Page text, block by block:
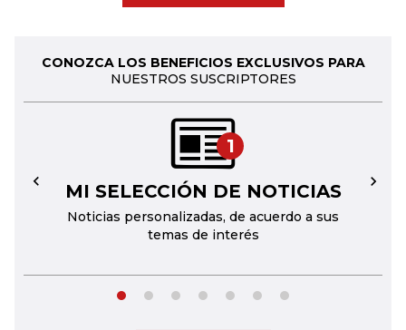
CONOZCA LOS BENEFICIOS EXCLUSIVOS PARA
NUESTROS SUSCRIPTORES
1
MI SELECCIÓN DE NOTICIAS
Noticias personalizadas, de acuerdo a sus
temas de interés
← →